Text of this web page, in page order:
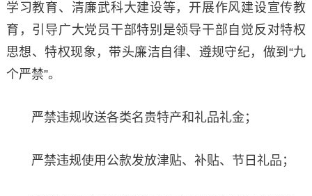
学习教育、清廉武科大建设等，开展作风建设宣传教
育，引导广大党员干部特别是领导干部自觉反对特权
思想、特权现象，带头廉洁自律、遵规守纪，做到“九
个严禁”。
严禁违规收送各类名贵特产和礼品礼金；
严禁违规使用公款发放津贴、补贴、节日礼品；